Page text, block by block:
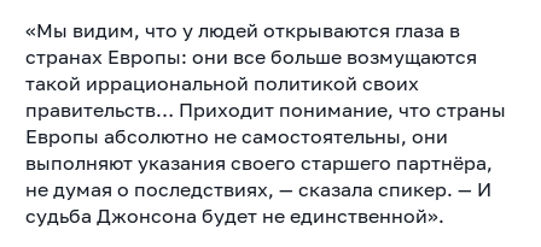
«Мы видим, что у людей открываются глаза в
странах Европы: они все больше возмущаются
такой иррациональной политикой своих
правительств… Приходит понимание, что страны
Европы абсолютно не самостоятельны, они
выполняют указания своего старшего партнёра,
не думая о последствиях, — сказала спикер. — И
судьба Джонсона будет не единственной».